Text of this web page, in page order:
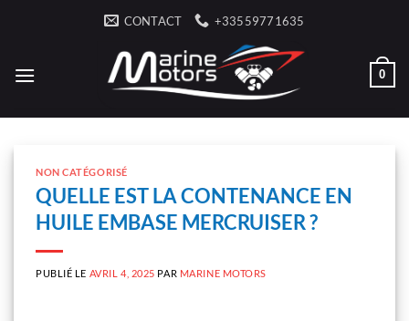
CONTACT +33559771635
0
NON CATÉGORISÉ
QUELLE EST LA CONTENANCE EN
HUILE EMBASE MERCRUISER ?
PUBLIÉ LE AVRIL 4, 2025 PAR MARINE MOTORS